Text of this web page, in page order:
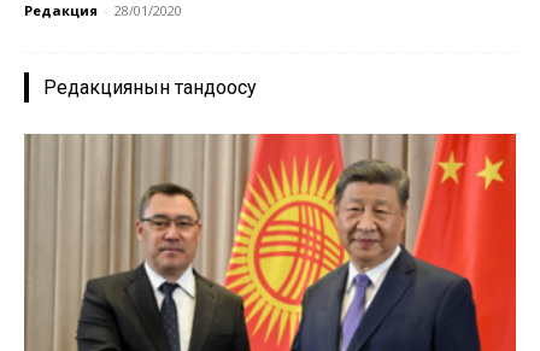
Редакция - 28/01/2020
Редакциянын тандоосу